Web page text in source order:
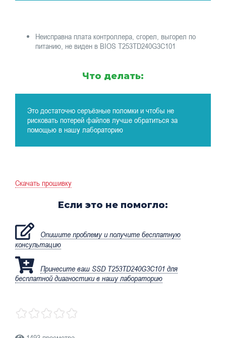
Неисправна плата контроллера, сгорел, выгорел по
питанию, не виден в BIOS T253TD240G3C101
Что делать:
Это достаточно серъёзные поломки и чтобы не
рисковать потерей файлов лучше обратиться за
помощью в нашу лабораторию
Скачать прошивку
Если это не помогло:
Опишите проблему и получите бесплатную
консультацию
Принесите ваш SSD T253TD240G3C101 для
бесплатной диагностики в нашу лабораторию